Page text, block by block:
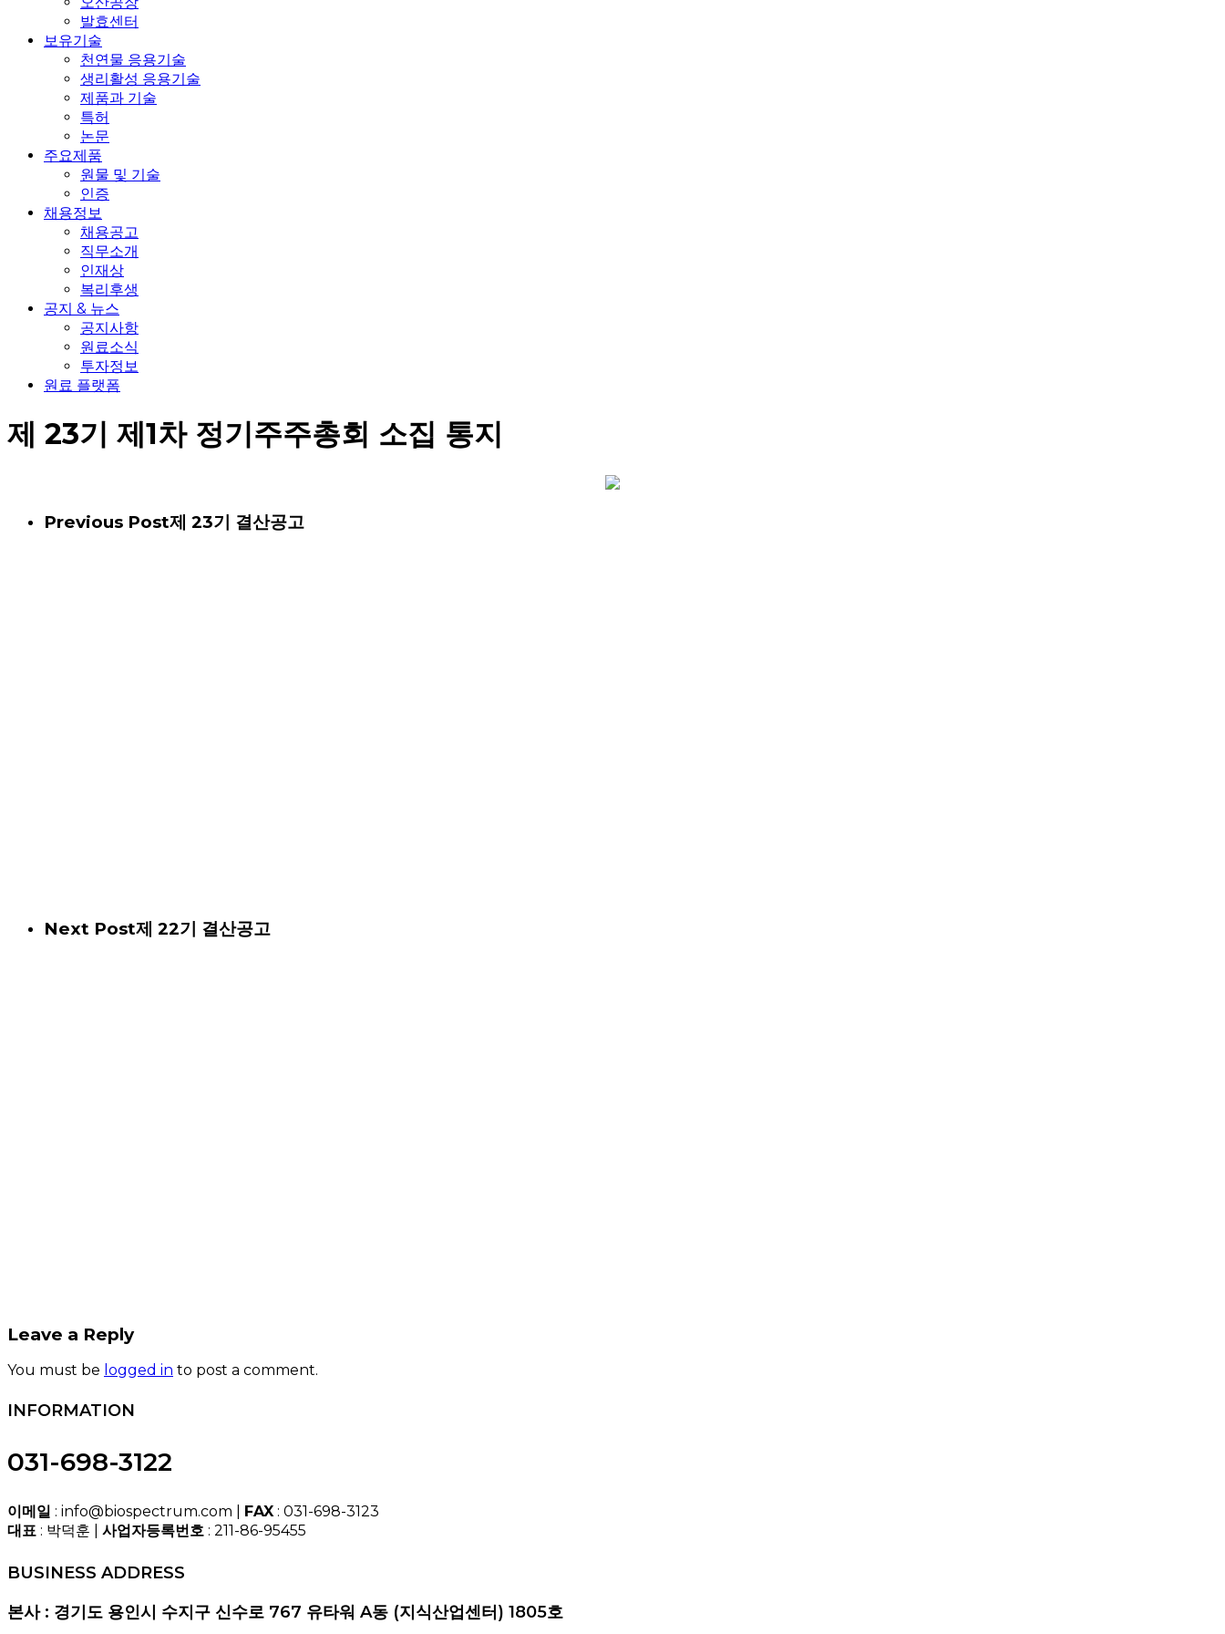
발효센터
보유기술
천연물 응용기술
생리활성 응용기술
제품과 기술
특허
논문
주요제품
원물 및 기술
인증
채용정보
채용공고
직무소개
인재상
복리후생
공지 & 뉴스
공지사항
원료소식
투자정보
원료 플랫폼
제 23기 제1차 정기주주총회 소집 통지
Previous Post제 23기 결산공고
Next Post제 22기 결산공고
Leave a Reply
You must be logged in to post a comment.
INFORMATION
031-698-3122
이메일 : info@biospectrum.com | FAX : 031-698-3123
대표 : 박덕훈 | 사업자등록번호 : 211-86-95455
BUSINESS ADDRESS
본사 : 경기도 용인시 수지구 신수로 767 유타워 A동 (지식산업센터) 1805호